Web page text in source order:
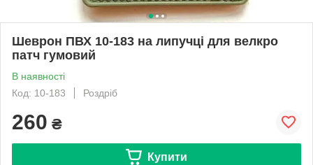
Шеврон ПВХ 10-183 на липучці для велкро
патч гумовий
В наявності
Код: 10-183
Роздріб
260 ₴
Купити